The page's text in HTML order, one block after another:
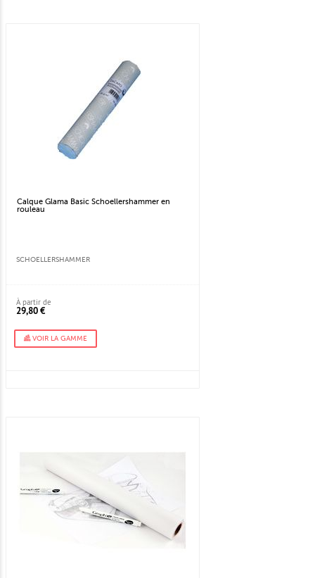
Calque Glama Basic Schoellershammer en
rouleau
SCHOELLERSHAMMER
À partir de
29,80 €
VOIR LA GAMME